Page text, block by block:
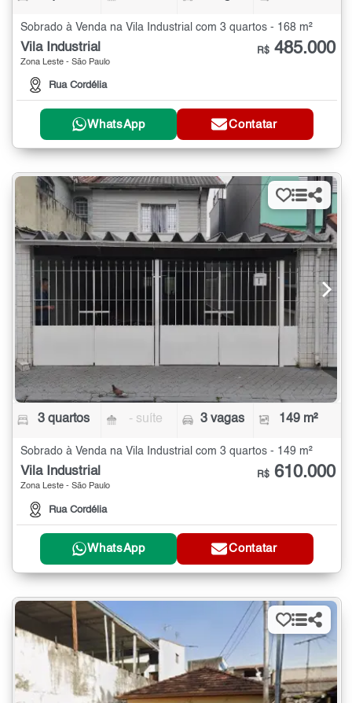
Sobrado à Venda na Vila Industrial com 3 quartos - 168 m²
Vila Industrial
Zona Leste - São Paulo
Rua Cordélia
R$ 485.000
WhatsApp Contatar
3 quartos - suíte 3 vagas 149 m²
Sobrado à Venda na Vila Industrial com 3 quartos - 149 m²
Vila Industrial
Zona Leste - São Paulo
Rua Cordélia
R$ 610.000
WhatsApp Contatar